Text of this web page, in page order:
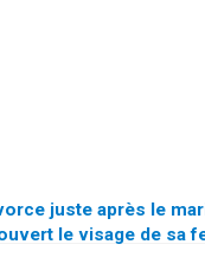
juste après le
le visage de sa